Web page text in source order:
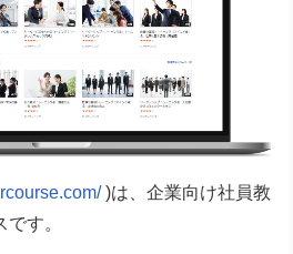
)は、企業向け社員教
す。